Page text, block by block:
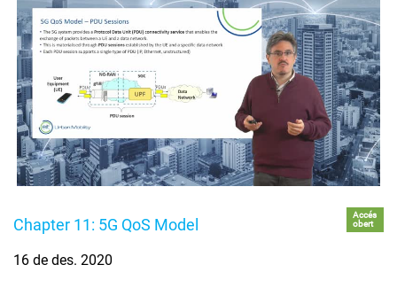
Chapter 11: 5G QoS Model
Accés
obert
16 de des. 2020